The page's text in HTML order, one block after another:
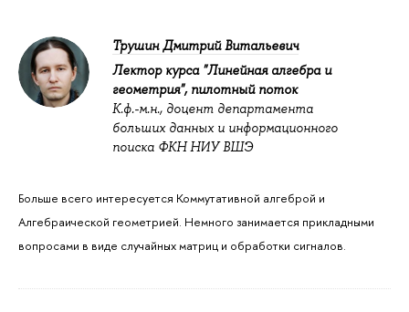
Трушин Дмитрий Витальевич
Лектор курса "Линейная алгебра и
геометрия", пилотный поток
К.ф.-м.н., доцент департамента
больших данных и информационного
поиска ФКН НИУ ВШЭ
Больше всего интересуется Коммутативной алгеброй и
Алгебраической геометрией. Немного занимается прикладными
вопросами в виде случайных матриц и обработки сигналов.